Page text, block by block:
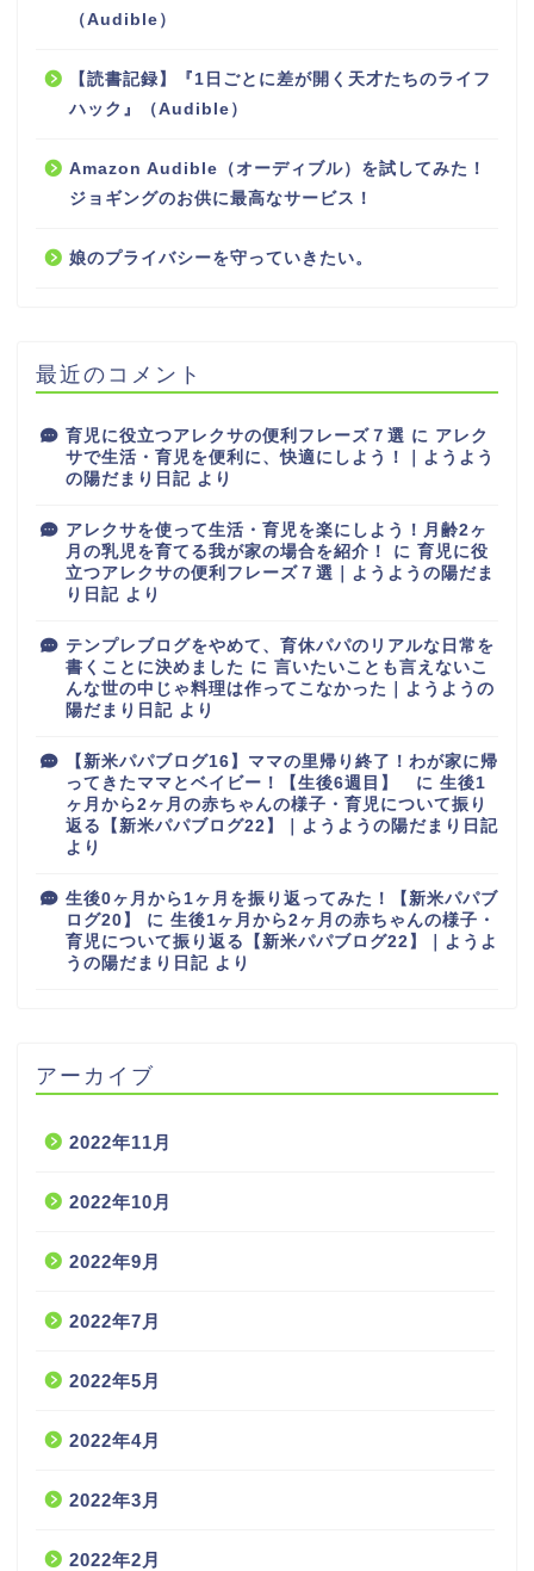
（Audible）
【読書記録】『1日ごとに差が開く天才たちのライフ
ハック』（Audible）
Amazon Audible（オーディブル）を試してみた！
ジョギングのお供に最高なサービス！
娘のプライバシーを守っていきたい。
最近のコメント
育児に役立つアレクサの便利フレーズ７選 に アレク
サで生活・育児を便利に、快適にしよう！｜ようよう
の陽だまり日記 より
アレクサを使って生活・育児を楽にしよう！月齢2ヶ
月の乳児を育てる我が家の場合を紹介！
に 育児に役
立つアレクサの便利フレーズ７選｜ようようの陽だま
り日記 より
テンプレブログをやめて、育休パパのリアルな日常を
書くことに決めました に 言いたいことも言えないこ
んな世の中じゃ料理は作ってこなかった｜ようようの
陽だまり日記 より
【新米パパブログ16】ママの里帰り終了！わが家に帰
ってきたママとベイビー！【生後6週目】
に 生後1
ヶ月から2ヶ月の赤ちゃんの様子・育児について振り
返る【新米パパブログ22】｜ようようの陽だまり日記
より
生後0ヶ月から1ヶ月を振り返ってみた！【新米パパブ
ログ20】
に 生後1ヶ月から2ヶ月の赤ちゃんの様子・
育児について振り返る【新米パパブログ22】｜ようよ
うの陽だまり日記 より
アーカイブ
2022年11月
2022年10月
2022年9月
2022年7月
2022年5月
2022年4月
2022年3月
2022年2月